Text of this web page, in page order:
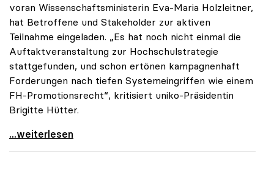
voran Wissenschaftsministerin Eva-Maria Holzleitner,
hat Betroffene und Stakeholder zur aktiven
Teilnahme eingeladen. „Es hat noch nicht einmal die
Auftaktveranstaltung zur Hochschulstrategie
stattgefunden, und schon ertönen kampagnenhaft
Forderungen nach tiefen Systemeingriffen wie einem
FH-Promotionsrecht“, kritisiert uniko-Präsidentin
Brigitte Hütter.
„Deplatzierte Kampagne“: uniko irritiert über
...weiterlesen